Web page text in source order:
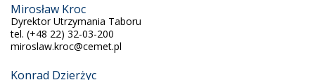
Mirosław Kroc
Dyrektor Utrzymania Taboru
tel. (+48 22) 32-03-200
miroslaw.kroc@cemet.pl
Konrad Dzierżyc